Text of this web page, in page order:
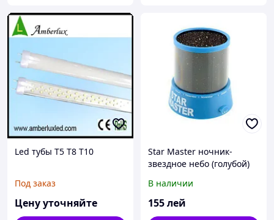
Led тубы T5 T8 T10
Под заказ
Цену уточняйте
Star Master ночник-
звездное небо (голубой)
В наличии
155лей